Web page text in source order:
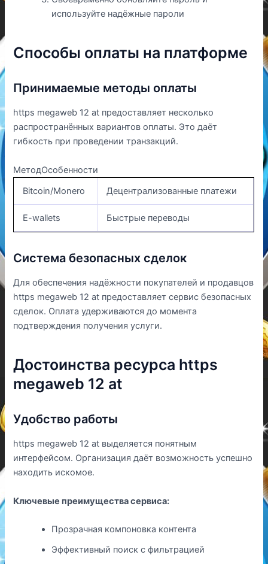
используйте надёжные пароли
Способы оплаты на платформе
Принимаемые методы оплаты
https megaweb 12 at предоставляет несколько
распространённых вариантов оплаты. Это даёт
гибкость при проведении транзакций.
МетодОсобенности
Bitcoin/Monero
Децентрализованные платежи
E-wallets Быстрые переводы
Система безопасных сделок
Для обеспечения надёжности покупателей и продавцов
https megaweb 12 at предоставляет сервис безопасных
сделок. Оплата удерживаются до момента
подтверждения получения услуги.
Достоинства ресурса https
megaweb 12 at
Удобство работы
https megaweb 12 at выделяется понятным
интерфейсом. Организация даёт возможность успешно
находить искомое.
Ключевые преимущества сервиса:
Прозрачная компоновка контента
Эффективный поиск с фильтрацией